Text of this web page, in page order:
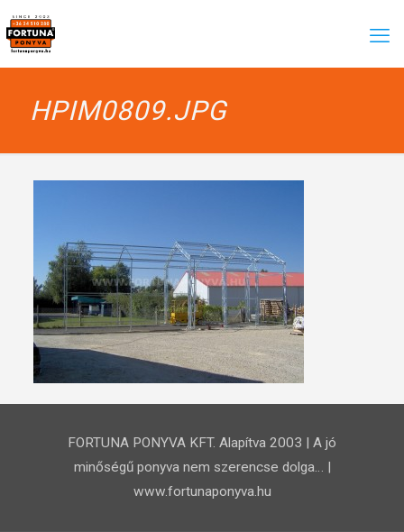
HPIM0809.JPG
FORTUNA PONYVA KFT. Alapítva 2003 | A jó
minőségű ponyva nem szerencse dolga… |
www.fortunaponyva.hu